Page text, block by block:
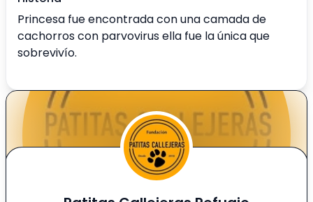
Princesa fue encontrada con una camada de
cachorros con parvovirus ella fue la única que
sobrevivío.